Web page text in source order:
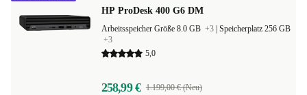
HP ProDesk 400 G6 DM
Arbeitsspeicher Größe 8.0 GB +3 Speicherplatz 256 GB
+3
5,0
258,99 € 1.199,00 € (Neu)